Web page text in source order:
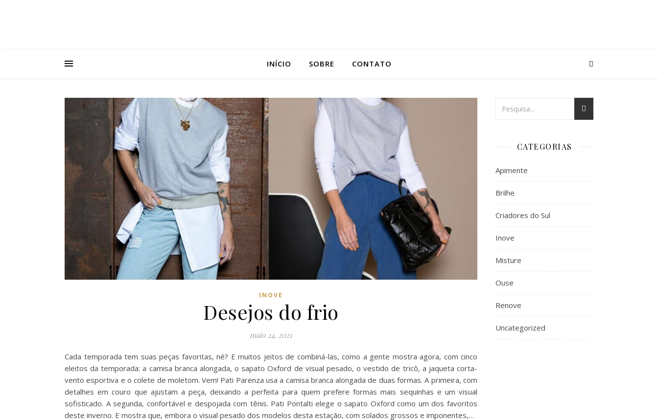
INÍCIO SOBRE CONTATO
INOVE
Desejos do frio
maio 24, 2021
Cada temporada tem suas peças favoritas, né? E muitos jeitos de combiná-las, como a gente mostra agora, com cinco
eleitos da temporada: a camisa branca alongada, o sapato Oxford de visual pesado, o vestido de tricô, a jaqueta corta-
vento esportiva e o colete de moletom. Vem! Pati Parenza usa a camisa branca alongada de duas formas. A primeira, com
detalhes em couro que ajustam a peça, deixando a perfeita para quem prefere formas mais sequinhas e um visual
sofisticado. A segunda, confortável e despojada com tênis. Pati Pontalti elege o sapato Oxford como um dos favoritos
deste inverno. E mostra que, embora o visual pesado dos modelos desta estação, com solados grossos e imponentes,…
CATEGORIAS
Apimente
Brilhe
Criadores do Sul
Inove
Misture
Ouse
Renove
Uncategorized